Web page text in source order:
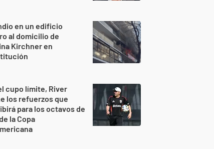
en un edificio
al domicilio de
Kirchner en
cupo límite, River
los refuerzos que
para los octavos de
la Copa